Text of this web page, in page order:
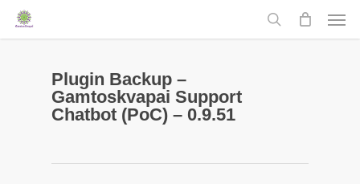
Skip
search
Plugin Backup –
Gamtoskvapai Support
Chatbot (PoC) – 0.9.51